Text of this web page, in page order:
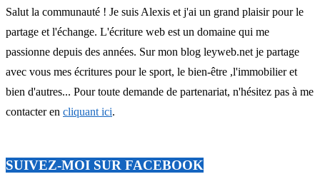
Salut la communauté ! Je suis Alexis et j'ai un grand plaisir pour le
partage et l'échange. L'écriture web est un domaine qui me
passionne depuis des années. Sur mon blog leyweb.net je partage
avec vous mes écritures pour le sport, le bien-être ,l'immobilier et
bien d'autres... Pour toute demande de partenariat, n'hésitez pas à me
contacter en cliquant ici.
SUIVEZ-MOI SUR FACEBOOK